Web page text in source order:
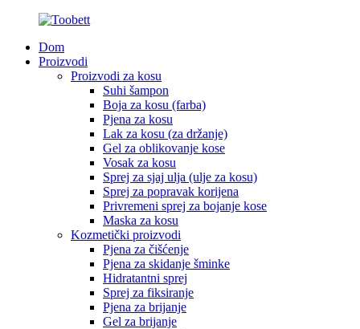
Dom
Proizvodi
Proizvodi za kosu
Suhi šampon
Boja za kosu (farba)
Pjena za kosu
Lak za kosu (za držanje)
Gel za oblikovanje kose
Vosak za kosu
Sprej za sjaj ulja (ulje za kosu)
Sprej za popravak korijena
Privremeni sprej za bojanje kose
Maska za kosu
Kozmetički proizvodi
Pjena za čišćenje
Pjena za skidanje šminke
Hidratantni sprej
Sprej za fiksiranje
Pjena za brijanje
Gel za brijanje